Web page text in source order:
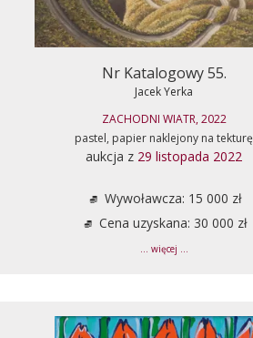
Nr Katalogowy 55.
Jacek Yerka
ZACHODNI WIATR, 2022
pastel, papier naklejony na tekturę
aukcja z 29 listopada 2022
Wywoławcza: 15 000 zł
Cena uzyskana: 30 000 zł
... więcej ...